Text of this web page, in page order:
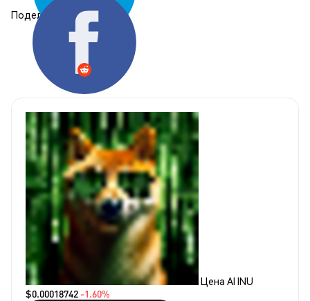
Поделиться:
Цена AI INU
$0.00018742 -1.60%